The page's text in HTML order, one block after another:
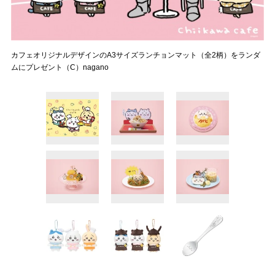
カフェオリジナルデザインのA3サイズランチョンマット（全2柄）をランダ
ムにプレゼント（C）nagano